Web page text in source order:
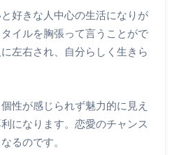
好きな人中心の生活になりが
イルを胸張って言うことがで
左右され、自分らしく生きら
性が感じられず魅力的に見え
になります。恋愛のチャンス
るのです。